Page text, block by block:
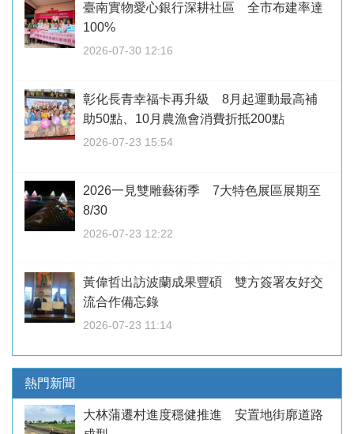
臺南實物愛心銀行深耕社區 全市布建率達
100%
2026-07-30 12:16
彰化長青幸福卡再升級 8月起運動最高補
助50點、10月農漁會消費折抵200點
2026-07-23 15:54
2026一見雙雕藝術季 7大特色展區展期至
8/30
2026-07-23 12:22
黃偉哲出訪波蘭成果豐碩 雙方簽署友好交
流合作備忘錄
2026-07-23 11:14
熱門新聞
大林蒲遷村進度穩健推進 安置地街廓道路